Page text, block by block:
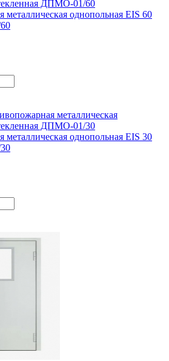
металлическая однопольная EIS 60
металлическая однопольная EIS 30